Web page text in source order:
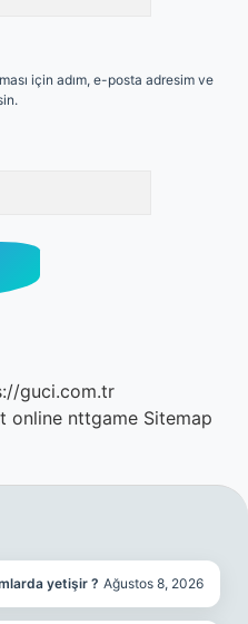
için adım, e-posta adresim ve
guci.com.tr
online nttgame Sitemap
yetişir ? Ağustos 8, 2026